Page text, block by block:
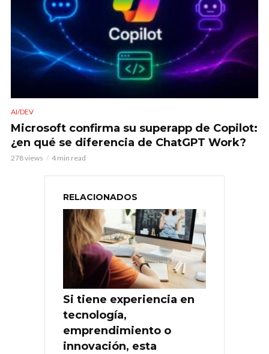
AI/DEV
Microsoft confirma su superapp de Copilot:
¿en qué se diferencia de ChatGPT Work?
278 views 4 min read
RELACIONADOS
Si tiene experiencia en
tecnología,
emprendimiento o
innovación, esta